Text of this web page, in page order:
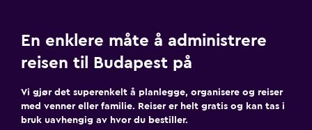
En enklere måte å administrere
reisen til Budapest på
Vi gjør det superenkelt å planlegge, organisere og reiser
med venner eller familie. Reiser er helt gratis og kan tas i
bruk uavhengig av hvor du bestiller.